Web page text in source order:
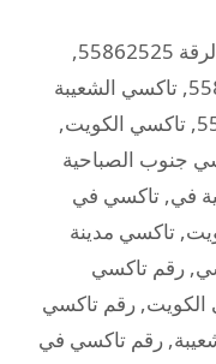
,
, تاكسي الشعيبة
, تاكسي الكويت,
جنوب الصباحية
في, تاكسي في
, تاكسي مدينة
, رقم تاكسي
, رقم تاكسي
, رقم تاكسي في